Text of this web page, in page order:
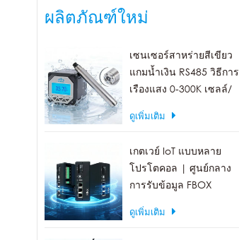
ผลิตภัณฑ์ใหม่
เซนเซอร์สาหร่ายสีเขียว
แกมน้ำเงิน RS485 วิธีการ
เรืองแสง 0-300K เซลล์/
ดูเพิ่มเติม
เกตเวย์ IoT แบบหลาย
โปรโตคอล | ศูนย์กลาง
การรับข้อมูล FBOX
ดูเพิ่มเติม